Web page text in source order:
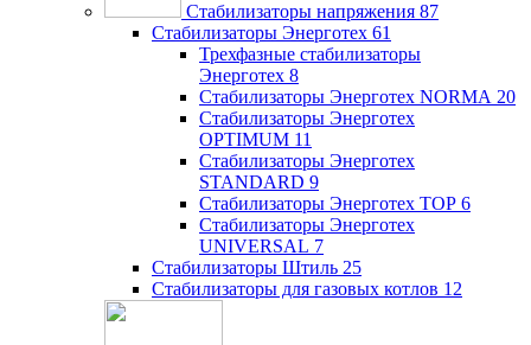
Стабилизаторы напряжения 87
Стабилизаторы Энерготех 61
Трехфазные стабилизаторы
Энерготех 8
Стабилизаторы Энерготех NORMA 20
Стабилизаторы Энерготех
OPTIMUM 11
Стабилизаторы Энерготех
STANDARD 9
Стабилизаторы Энерготех TOP 6
Стабилизаторы Энерготех
UNIVERSAL 7
Стабилизаторы Штиль 25
Стабилизаторы для газовых котлов 12